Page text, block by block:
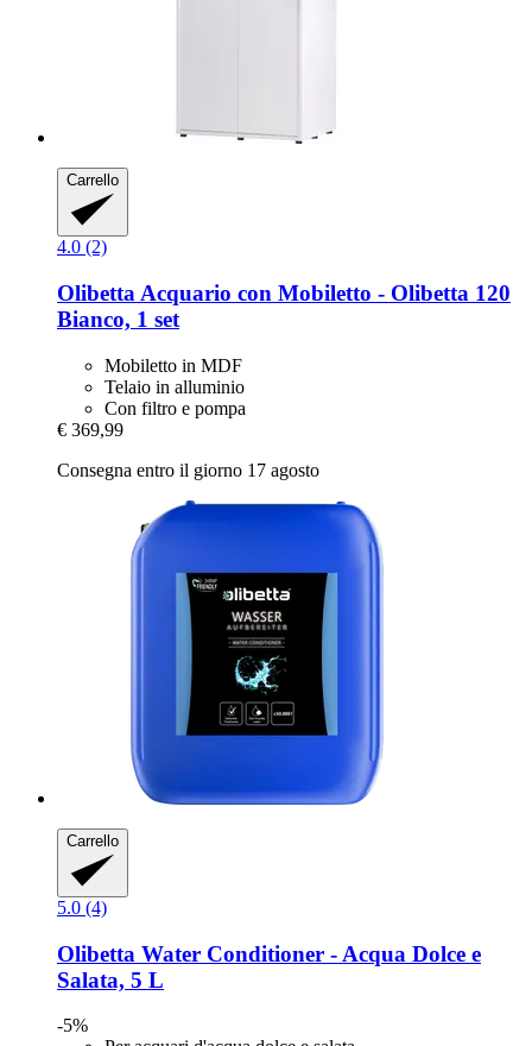
Carrello
4.0 (2)
Olibetta Acquario con Mobiletto -​ Olibetta 120
Bianco, 1 set
Mobiletto in MDF
Telaio in alluminio
Con filtro e pompa
€ 369,99
Consegna entro il giorno 17 agosto
Carrello
5.0 (4)
Olibetta Water Conditioner -​ Acqua Dolce e
Salata, 5 L
-5%